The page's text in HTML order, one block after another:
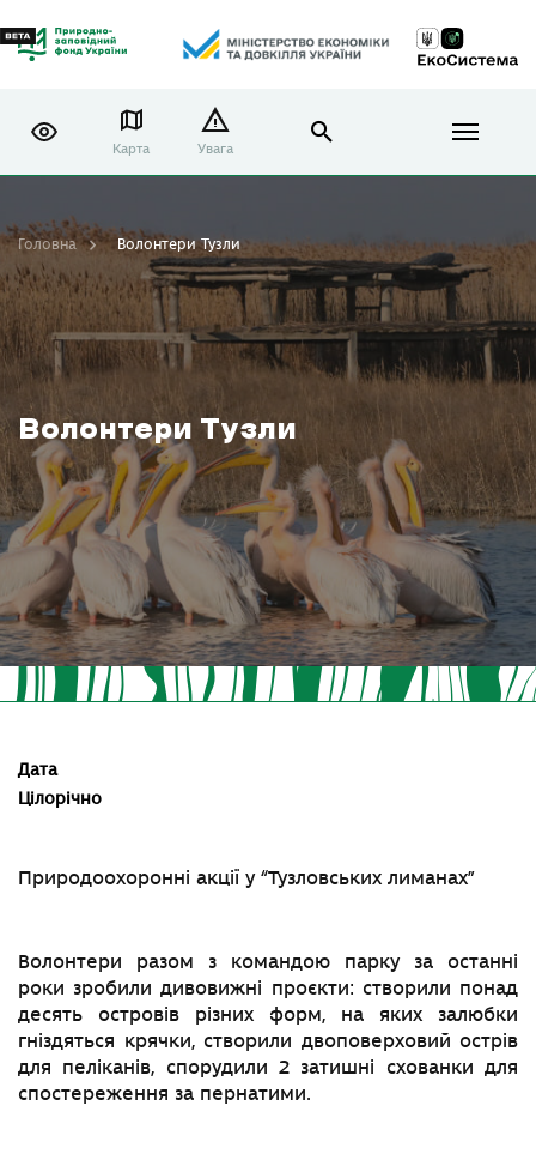
Карта Увага
Волонтери Тузли
Головна Волонтери Тузли
Дата
Цілорічно
Природоохоронні акції у “Тузловських лиманах”
Волонтери разом з командою парку за останні
роки зробили дивовижні проєкти: створили понад
десять островів різних форм, на яких залюбки
гніздяться крячки, створили двоповерховий острів
для пеліканів, спорудили 2 затишні схованки для
спостереження за пернатими.